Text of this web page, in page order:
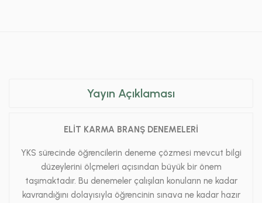
Yayın Açıklaması
ELİT KARMA BRANŞ DENEMELERİ
YKS sürecinde öğrencilerin deneme çözmesi mevcut bilgi
düzeylerini ölçmeleri açısından büyük bir önem
taşımaktadır. Bu denemeler çalışılan konuların ne kadar
kavrandığını dolayısıyla öğrencinin sınava ne kadar hazır